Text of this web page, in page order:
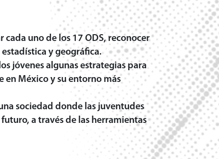
que encontrarás en esta
uno de los 17 ODS, reconocer
estadística y geográfica.
jóvenes algunas estrategias para
en México y su entorno más
sociedad donde las juventudes
a través de las herramientas